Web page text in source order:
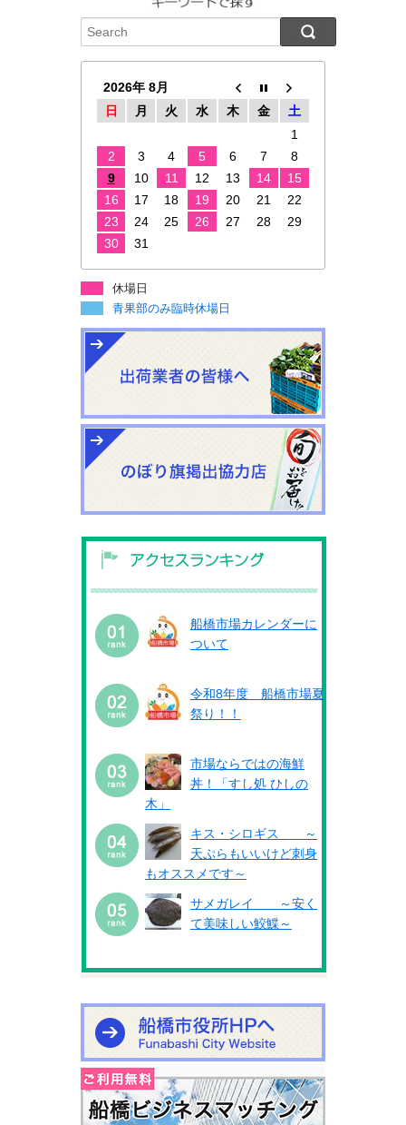
2026年 8月
日
月 火 水 木 金
土
1
2
3 4 5 6 7
8
9
10 11 12 13 14
15
16
17 18 19 20 21
22
23
24 25 26 27 28
29
30
31
休場日
青果部のみ臨時休場日
船橋市場カレンダーに
ついて
令和8年度 船橋市場夏
祭り！！
市場ならではの海鮮
丼！「すし処 ひしの
木」
キス・シロギス ～
天ぷらもいいけど刺身
もオススメです～
サメガレイ ～安く
て美味しい鮫鰈～